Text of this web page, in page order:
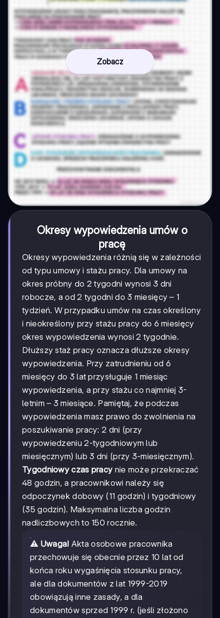
Zobacz
Okresy wypowiedzenia umów o
pracę
Okresy wypowiedzenia różnią się w zależności
od typu umowy i stażu pracy. Dla umowy na
okres próbny do 2 tygodni wynosi 3 dni
robocze, a od 2 tygodni do 3 miesięcy – 1
tydzień. W przypadku umów na czas określony
i nieokreślony przy stażu pracy do 6 miesięcy
okres wypowiedzenia wynosi 2 tygodnie.
Dłuższy staż pracy oznacza dłuższe okresy
wypowiedzenia. Przy zatrudnieniu od 6
miesięcy do 3 lat przysługuje 1 miesiąc
wypowiedzenia, a przy stażu co najmniej 3-
letnim – 3 miesiące. Pamiętaj, że podczas
wypowiedzenia masz prawo do zwolnienia na
poszukiwanie pracy: 2 dni (przy
wypowiedzeniu 2-tygodniowym lub
miesięcznym) lub 3 dni (przy 3-miesięcznym).
Tygodniowy czas pracy nie może przekraczać
48 godzin, a pracownikowi należy się
odpoczynek dobowy (11 godzin) i tygodniowy
(35 godzin). Maksymalna liczba godzin
nadliczbowych to 150 rocznie.
⚠️ Uwaga! Akta osobowe pracownika
przechowuje się obecnie przez 10 lat od
końca roku wygaśnięcia stosunku pracy,
ale dla dokumentów z lat 1999-2019
obowiązują inne zasady, a dla
dokumentów sprzed 1999 r. (jeśli złożono